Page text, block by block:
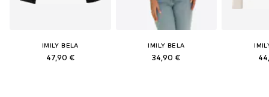
IMILY BELA
47,90 €
IMILY BELA
34,90 €